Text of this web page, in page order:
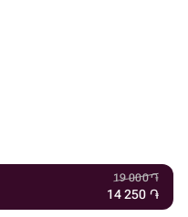
19 000֏
14 250 ֏